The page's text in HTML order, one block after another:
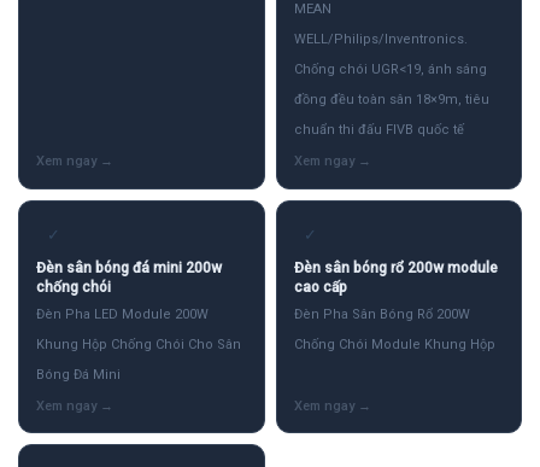
MEAN
WELL/Philips/Inventronics.
Chống chói UGR<19, ánh sáng
đồng đều toàn sân 18×9m, tiêu
chuẩn thi đấu FIVB quốc tế
✓
Đèn sân bóng đá mini 200w
chống chói
Đèn Pha LED Module 200W
Khung Hộp Chống Chói Cho Sân
Bóng Đá Mini
✓
Đèn sân bóng rổ 200w module
cao cấp
Đèn Pha Sân Bóng Rổ 200W
Chống Chói Module Khung Hộp